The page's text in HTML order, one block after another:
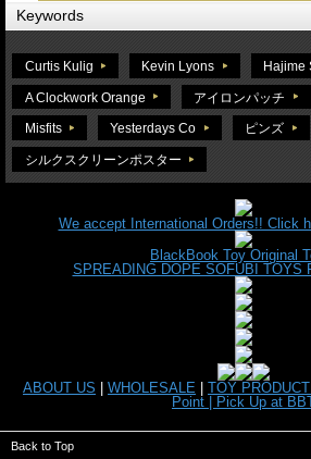
Keywords
Curtis Kulig Kevin Lyons Hajime
A Clockwork Orange アイロンパッチ
Misfits Yesterdays Co ピンズ
シルクスクリーンポスター
We accept International Orders!! Click
BlackBook Toy Original
SPREADING DOPE SOFUBI TOYS
ABOUT US WHOLESALE TOY
Point |
Pick Up at
Back to Top